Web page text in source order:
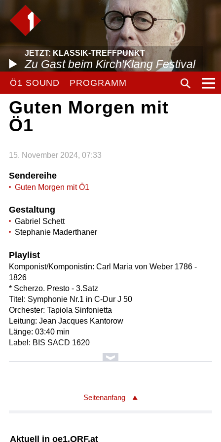
JETZT: KLASSIK-TREFFPUNKT
Zu Gast beim Kirch'Klang Festival
Ö1 SOUND PROGRAMM
Guten Morgen mit
Ö1
15. November 2024, 07:33
Sendereihe
Guten Morgen mit Ö1
Gestaltung
Gabriel Schett
Stephanie Maderthaner
Playlist
Komponist/Komponistin: Carl Maria von Weber 1786 -
1826
* Scherzo. Presto - 3.Satz
Titel: Symphonie Nr.1 in C-Dur J 50
Orchester: Tapiola Sinfonietta
Leitung: Jean Jacques Kantorow
Länge: 03:40 min
Label: BIS SACD 1620
Komponist/Komponistin: Robert Schumann 1810-1856
Seitenanfang
Aktuell in oe1.ORF.at